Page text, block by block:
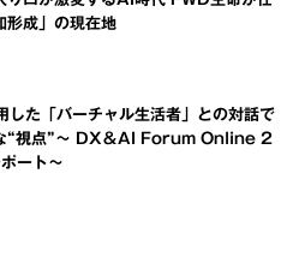
形成」の現在地
した「バーチャル生活者」との対話で
“視点”～ DX＆AI Forum Online 2
ート～